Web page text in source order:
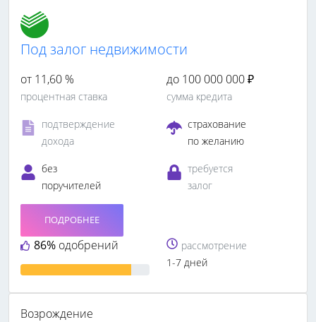
Под залог недвижимости
от 11,60 %
процентная ставка
до 100 000 000 ₽
сумма кредита
подтверждение
дохода
страхование
по желанию
без
поручителей
требуется
залог
86% одобрений
ПОДРОБНЕЕ
рассмотрение
1-7 дней
Возрождение